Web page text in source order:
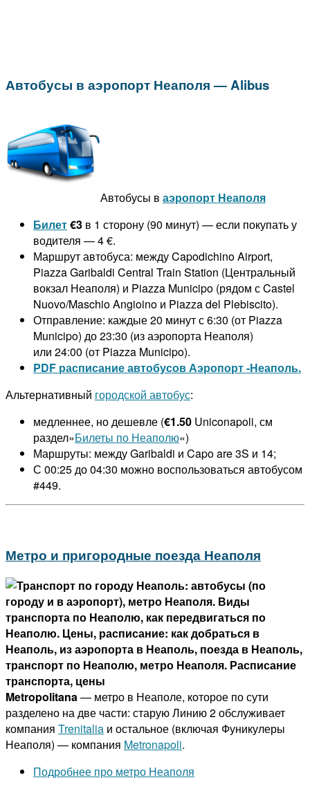
Автобусы в аэропорт Неаполя — Alibus
Автобусы в аэропорт Неаполя
Билет€3 в 1 сторону (90 минут) — если покупать у
водителя — 4 €.
Маршрут автобуса: между Capodichino Airport,
Piazza Garibaldi Central Train Station (Центральный
вокзал Неаполя) и Piazza Municipo (рядом с Castel
Nuovo/Maschio Angioino и Piazza del Plebiscito).
Отправление: каждые 20 минут с 6:30 (от Piazza
Municipo) до 23:30 (из аэропорта Неаполя)
или 24:00 (от Piazza Municipo).
PDF расписание автобусов Аэропорт -Неаполь.
Альтернативный городской автобус:
медленнее, но дешевле (€1.50 Uniconapoli, см
раздел»Билеты по Неаполю«)
Маршруты: между Garibaldi и Capo are 3S и 14;
С 00:25 до 04:30 можно воспользоваться автобусом
#449.
Метро и пригородные поезда Неаполя
Metropolitana — метро в Неаполе, которое по сути
разделено на две части: старую Линию 2 обслуживает
компания Trenitalia и остальное (включая Фуникулеры
Неаполя) — компания Metronapoli.
Подробнее про метро Неаполя